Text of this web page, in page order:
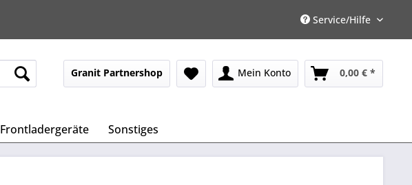
Service/Hilfe
Granit Partnershop Mein Konto 0,00 € *
Frontladergeräte Sonstiges